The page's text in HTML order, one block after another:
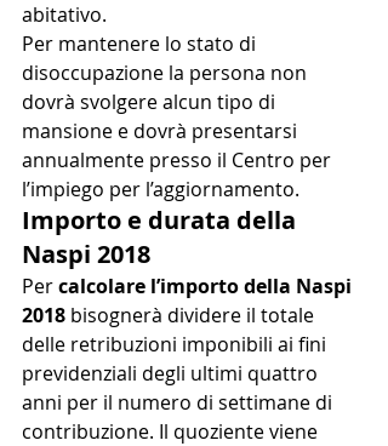
abitativo.
Per mantenere lo stato di
disoccupazione la persona non
dovrà svolgere alcun tipo di
mansione e dovrà presentarsi
annualmente presso il Centro per
l’impiego per l’aggiornamento.
Importo e durata della
Naspi 2018
Per calcolare l’importo della Naspi
2018 bisognerà dividere il totale
delle retribuzioni imponibili ai fini
previdenziali degli ultimi quattro
anni per il numero di settimane di
contribuzione. Il quoziente viene